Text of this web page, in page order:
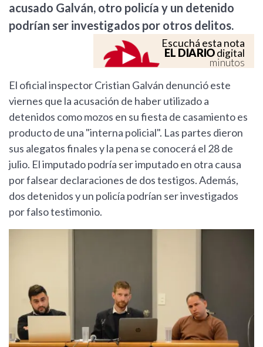
acusado Galván, otro policía y un detenido
podrían ser investigados por otros delitos.
Escuchá esta nota
EL DIARIOdigital
minutos
El oficial inspector Cristian Galván denunció este
viernes que la acusación de haber utilizado a
detenidos como mozos en su fiesta de casamiento es
producto de una "interna policial". Las partes dieron
sus alegatos finales y la pena se conocerá el 28 de
julio. El imputado podría ser imputado en otra causa
por falsear declaraciones de dos testigos. Además,
dos detenidos y un policía podrían ser investigados
por falso testimonio.